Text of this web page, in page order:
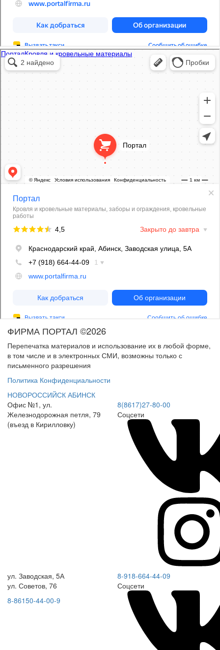
Портал
Кровля и кровельные материалы в Абинске
Фасады и фасадные системы в Абинске
ФИРМА ПОРТАЛ ©2026
Перепечатка материалов и использование их в любой форме,
в том числе и в электронных СМИ, возможны только с
письменного разрешения
Политика Конфиденциальности
НОВОРОССИЙСК АБИНСК
Офис №1, ул.
Железнодорожная петля, 79
(въезд в Кирилловку)
8(8617)27-80-00
Соцсети
ул. Заводская, 5А
ул. Советов, 76
8-86150-44-00-9
8-918-664-44-09
Соцсети